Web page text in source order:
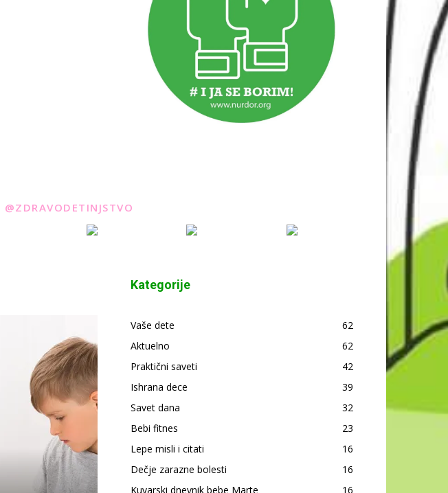
@ZDRAVODETINJSTVO
Kategorije
Vaše dete
62
Aktuelno
62
Praktični saveti
42
Ishrana dece
39
Savet dana
32
Bebi fitnes
23
Lepe misli i citati
16
Dečje zarazne bolesti
16
Kuvarski dnevnik bebe Marte
16